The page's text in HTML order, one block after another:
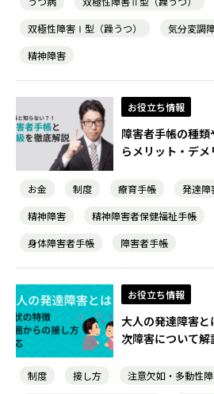
双極性障害Ⅰ型（躁うつ）
気分変調
精神障害
お役立ち情報
障害者手帳の種
らメリット・デ
お金 制度 療育手帳 発達障
精神障害
精神障害者保健福祉手帳
身体障害者手帳
障害者手帳
お役立ち情報
大人の発達障害
次障害について解
制度 接し方 注意欠如・多動性